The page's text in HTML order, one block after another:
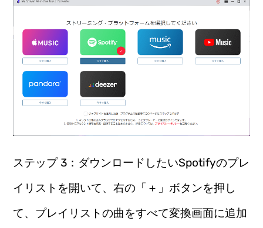
ステップ 3：ダウンロードしたいSpotifyのプレ
イリストを開いて、右の「＋」ボタンを押し
て、プレイリストの曲をすべて変換画面に追加